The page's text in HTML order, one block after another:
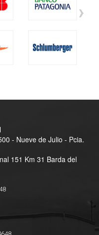
›
- Nueve de Julio - Pcia.
151 Km 31 Barda del